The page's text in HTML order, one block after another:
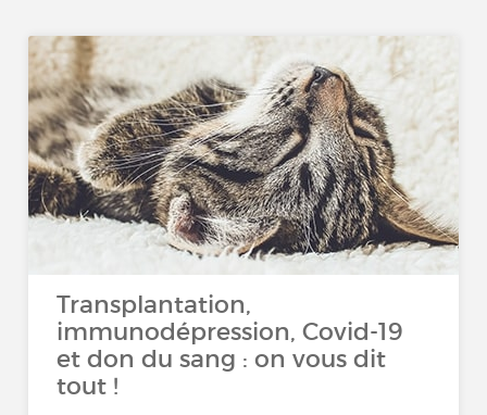
Transplantation,
immunodépression, Covid-19
et don du sang : on vous dit
tout !